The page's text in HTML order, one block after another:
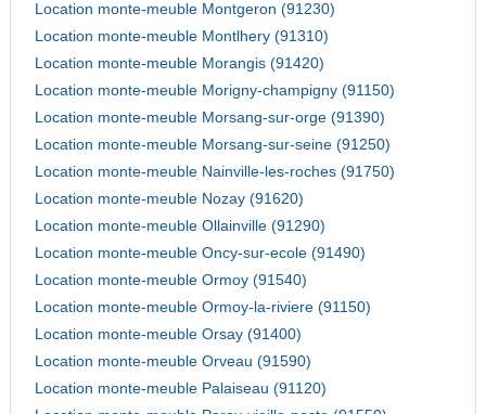
Location monte-meuble Montgeron (91230)
Location monte-meuble Montlhery (91310)
Location monte-meuble Morangis (91420)
Location monte-meuble Morigny-champigny (91150)
Location monte-meuble Morsang-sur-orge (91390)
Location monte-meuble Morsang-sur-seine (91250)
Location monte-meuble Nainville-les-roches (91750)
Location monte-meuble Nozay (91620)
Location monte-meuble Ollainville (91290)
Location monte-meuble Oncy-sur-ecole (91490)
Location monte-meuble Ormoy (91540)
Location monte-meuble Ormoy-la-riviere (91150)
Location monte-meuble Orsay (91400)
Location monte-meuble Orveau (91590)
Location monte-meuble Palaiseau (91120)